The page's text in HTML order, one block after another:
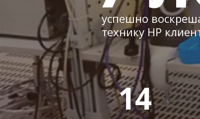
успешно
технику HP
14